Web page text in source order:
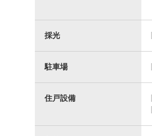
採光
駐車場
住戸設備